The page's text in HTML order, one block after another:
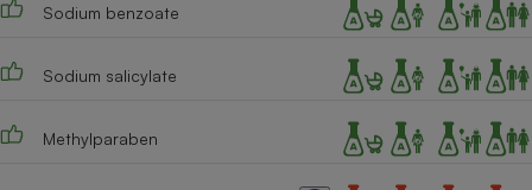
Sodium benzoate
Sodium salicylate
Methylparaben